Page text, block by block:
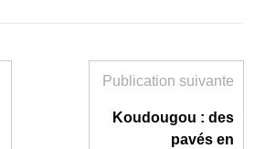
Publication suivante
Koudougou : des
pavés en